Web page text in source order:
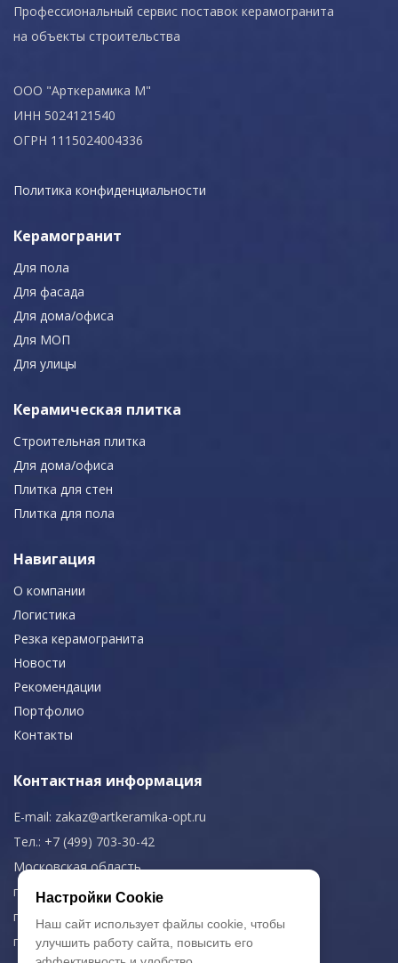
Профессиональный сервис поставок керамогранита
на объекты строительства
ООО "Арткерамика М"
ИНН 5024121540
ОГРН 1115024004336
Политика конфиденциальности
Керамогранит
Для пола
Для фасада
Для дома/офиса
Для МОП
Для улицы
Керамическая плитка
Строительная плитка
Для дома/офиса
Плитка для стен
Плитка для пола
Навигация
О компании
Логистика
Резка керамогранита
Новости
Рекомендации
Портфолио
Контакты
Контактная информация
E-mail: zakaz@artkeramika-opt.ru
Тел.: +7 (499) 703-30-42
Московская область,
г. Красногорск
пн-чт: 09.00-18.00
пт: 09.00-17.00
Настройки Cookie
Наш сайт использует файлы cookie, чтобы
улучшить работу сайта, повысить его